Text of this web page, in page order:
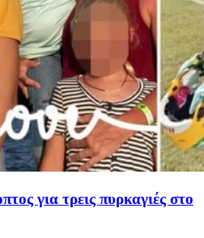
για τρεις πυρκαγιές στο